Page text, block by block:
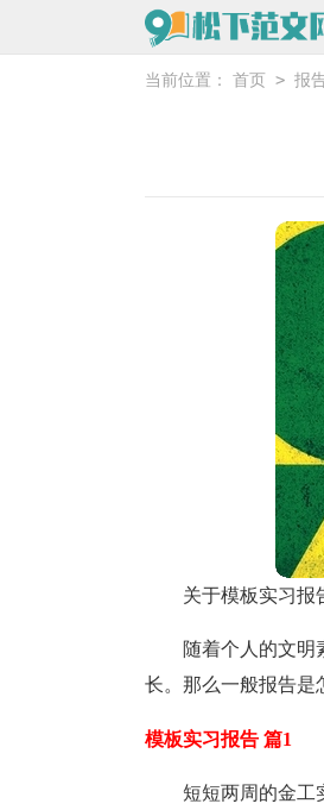
当前位置： 首页 > 报
关于模板实习报
随着个人的文明
长。那么一般报告是
模板实习报告 篇1
短短两周的金工